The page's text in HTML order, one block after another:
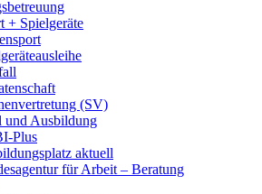
+ Spielgeräte
(SV)
und Ausbildung
Plus
aktuell
für Arbeit – Beratung